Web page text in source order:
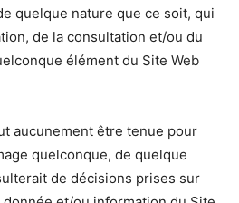
quelque nature que ce soit, qui
de la consultation et/ou du
élément du Site Web
aucunement être tenue pour
quelconque, de quelque
de décisions prises sur